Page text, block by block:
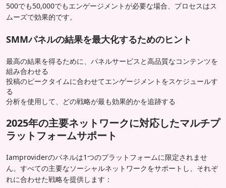
500でも50,000でもエンゲージメントが必要な場合、プロセスはス
ムーズで効果的です。
SMMパネルの結果を最大化するためのヒント
最高の結果を得るために、パネルサービスと高品質なコンテンツを
組み合わせる
投稿のピークタイムに合わせてエンゲージメントをスケジュールす
る
分析を使用して、どの戦略が最も効果的かを追跡する
2025年の主要ネットワークに対応したマルチプ
ラットフォームサポート
Iamproviderのパネルは1つのプラットフォームに限定されませ
ん。すべての主要なソーシャルネットワークをサポートし、それぞ
れに合わせた戦略を提供します：